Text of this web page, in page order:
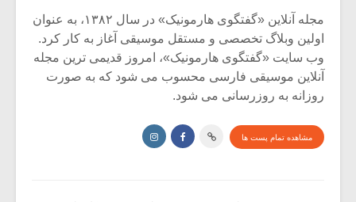
مجله آنلاین «گفتگوی هارمونیک» در سال ۱۳۸۲، به عنوان
اولین وبلاگ تخصصی و مستقل موسیقی آغاز به کار کرد.
وب سایت «گفتگوی هارمونیک»، امروز قدیمی ترین مجله
آنلاین موسیقی فارسی محسوب می شود که به صورت
روزانه به روزرسانی می شود.
مشاهده تمام پست ها